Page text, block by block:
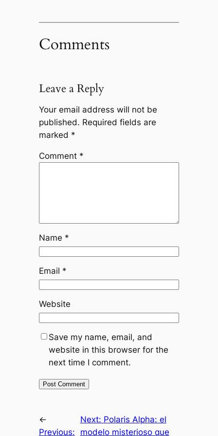
Comments
Leave a Reply
Your email address will not be
published. Required fields are
marked *
Comment *
Name *
Email *
Website
Save my name, email, and
website in this browser for the
next time I comment.
←
Previous:
Next: Polaris Alpha: el
modelo misterioso que